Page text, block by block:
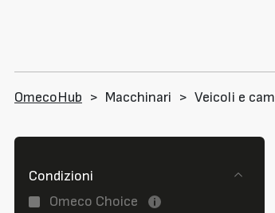
OmecoHub > Macchinari > Veicoli e
Condizioni
Omeco Choice